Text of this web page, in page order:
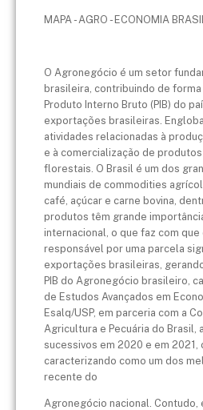
MAPA - AGRO - ECONOMIA
O Agronegócio é um setor
brasileira, contribuindo de
Produto Interno Bruto (PIB) do
exportações brasileiras.
atividades relacionadas à
e à comercialização de
florestais. O Brasil é um dos
mundiais de commodities
café, açúcar e carne bovina,
produtos têm grande
internacional, o que faz com
responsável por uma parcela
exportações brasileiras,
PIB do Agronegócio brasileiro,
de Estudos Avançados em
Esalq/USP, em parceria com a
Agricultura e Pecuária do Brasil,
sucessivos em 2020 e em 2021,
caracterizando como um dos
recente do
Agronegócio nacional. Contudo,